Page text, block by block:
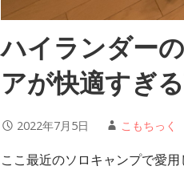
ハイランダー
アが快適すぎ
2022年7月5日 こもちっく
ここ最近のソロキャンプで愛